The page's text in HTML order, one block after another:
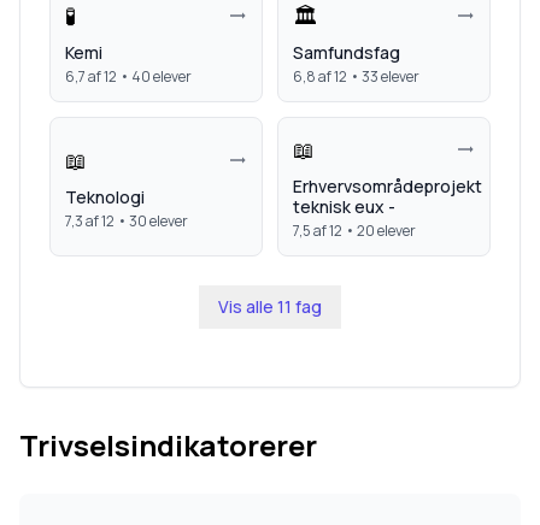
🧪
Kemi
6,7af 12 • 40elever
🏛️
Samfundsfag
6,8af 12 • 33elever
📖
Teknologi
7,3af 12 • 30elever
📖
Erhvervsområdeprojekt
teknisk eux -
7,5af 12 • 20elever
Vis alle 11 fag
Trivselsindikatorerer